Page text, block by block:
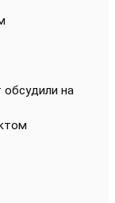
обсудили на